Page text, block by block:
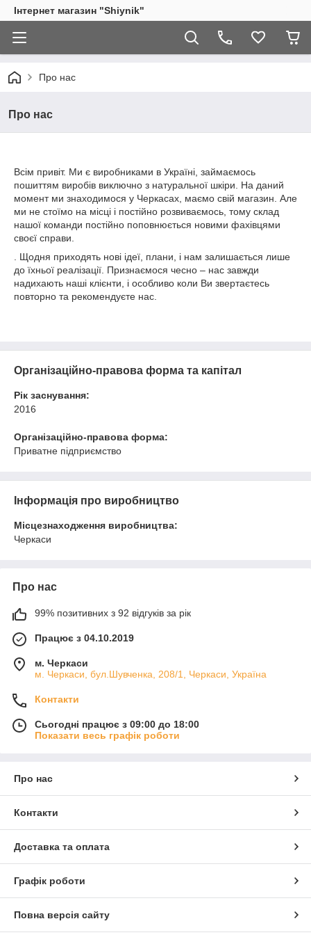
Інтернет магазин "Shiynik"
Про нас
Про нас
Всім привіт. Ми є виробниками в Україні, займаємось
пошиттям виробів виключно з натуральної шкіри. На даний
момент ми знаходимося у Черкасах, маємо свій магазин. Але
ми не стоїмо на місці і постійно розвиваємось, тому склад
нашої команди постійно поповнюється новими фахівцями
своєї справи.
. Щодня приходять нові ідеї, плани, і нам залишається лише
до їхньої реалізації. Признаємося чесно – нас завжди
надихають наші клієнти, і особливо коли Ви звертаєтесь
повторно та рекомендуєте нас.
Організаційно-правова форма та капітал
Рік заснування:
2016
Організаційно-правова форма:
Приватне підприємство
Інформація про виробництво
Місцезнаходження виробництва:
Черкаси
Про нас
99% позитивних з 92 відгуків за рік
Працює з 04.10.2019
м. Черкаси
м. Черкаси, бул.Шувченка, 208/1, Черкаси, Україна
Контакти
Сьогодні працює з 09:00 до 18:00
Показати весь графік роботи
Про нас
Контакти
Доставка та оплата
Графік роботи
Повна версія сайту